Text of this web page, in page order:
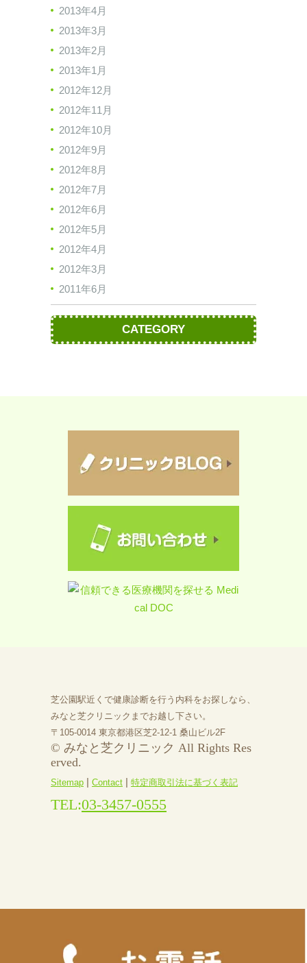
2013年4月
2013年3月
2013年2月
2013年1月
2012年12月
2012年11月
2012年10月
2012年9月
2012年8月
2012年7月
2012年6月
2012年5月
2012年4月
2012年3月
2011年6月
CATEGORY
芝公園駅近くで健康診断を行う内科をお探しなら、
みなと芝クリニックまでお越し下さい。
〒105-0014 東京都港区芝2-12-1 桑山ビル2F
© みなと芝クリニック All Rights Res
erved.
Sitemap | Contact | 特定商取引法に基づく表記
TEL:03-3457-0555